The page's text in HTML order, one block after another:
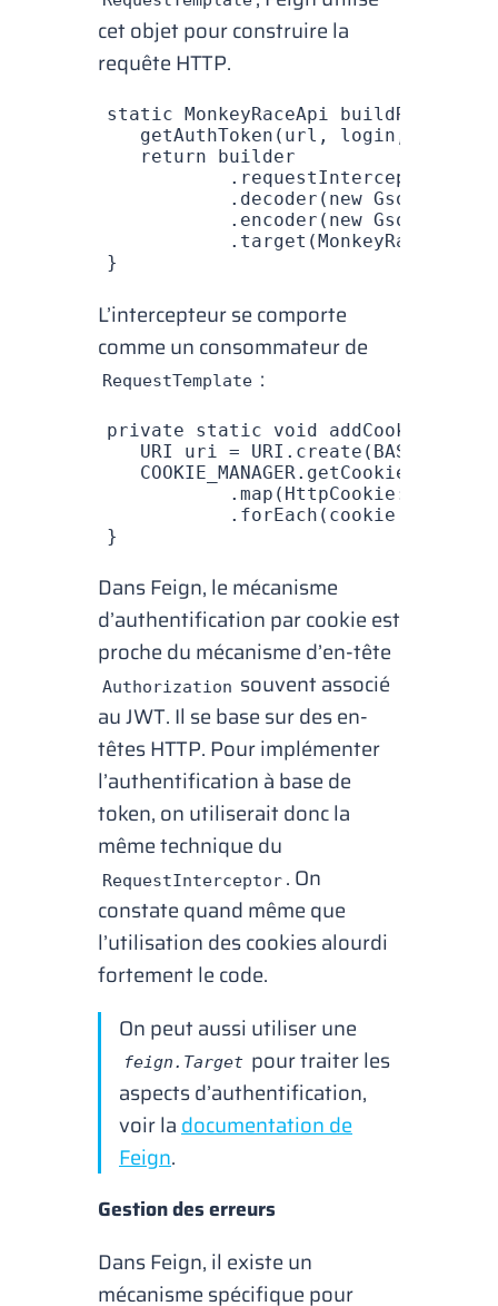
cet objet pour construire la
requête HTTP.
static MonkeyRaceApi buildRaceApi
   getAuthToken
(url , login
   return
builder
           .
requestInterceptor
           .
decoder ( new GsonDecoder
           .
encoder ( new GsonEncoder
           .
target ( MonkeyRaceApi
}
L’intercepteur se comporte
comme un consommateur de
RequestTemplate :
private static void addCookies
   URI
uri = URI . create (BASE_URL);
   COOKIE_MANAGER
. getCookieStore
           .
map (HttpCookie ::
           .
forEach (cookie
}
Dans Feign, le mécanisme
d’authentification parcookie est
proche du mécanisme d’en-tête
Authorization souvent associé
au JWT. Il se base sur des en-
têtes HTTP. Pour implémenter
l’authentification à base de
token, on utiliserait donc la
même technique du
RequestInterceptor . On
constate quand même que
l’utilisation descookiesalourdi
fortement le code.
On peut aussi utiliser une
feign.Target pour traiter les
aspects d’authentification,
voir la documentation de
Feign.
Gestion des erreurs
Dans Feign, il existe un
mécanisme spécifique pour